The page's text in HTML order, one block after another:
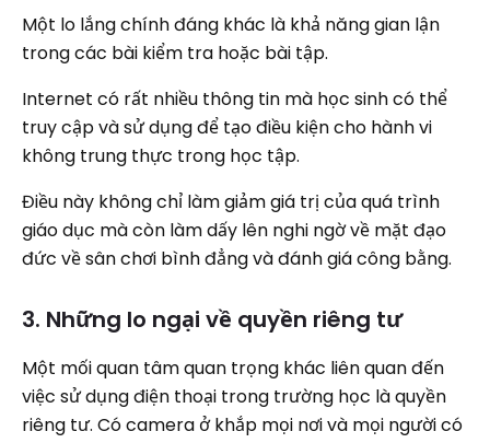
Một lo lắng chính đáng khác là khả năng gian lận
trong các bài kiểm tra hoặc bài tập.
Internet có rất nhiều thông tin mà học sinh có thể
truy cập và sử dụng để tạo điều kiện cho hành vi
không trung thực trong học tập.
Điều này không chỉ làm giảm giá trị của quá trình
giáo dục mà còn làm dấy lên nghi ngờ về mặt đạo
đức về sân chơi bình đẳng và đánh giá công bằng.
3. Những lo ngại về quyền riêng tư
Một mối quan tâm quan trọng khác liên quan đến
việc sử dụng điện thoại trong trường học là quyền
riêng tư. Có camera ở khắp mọi nơi và mọi người có